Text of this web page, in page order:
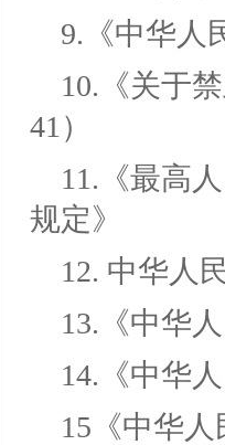
9. 《中华
10. 《关于
41）
11. 《最高
规定》
12. 中华人
13. 《中华
14. 《中华
15 《中华